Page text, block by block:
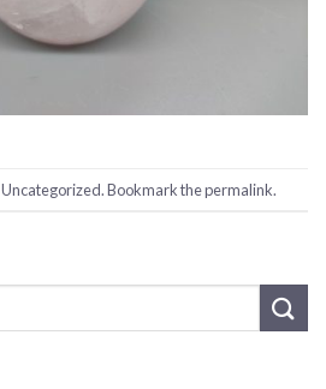
Uncategorized. Bookmark thepermalink.